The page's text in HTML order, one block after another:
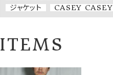
ジャケット
CASEY CASEY
ITEMS